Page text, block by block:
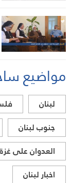
مواضيع
لبنان
جنوب لبنان
العدوان على غزة
اخبار لبنان